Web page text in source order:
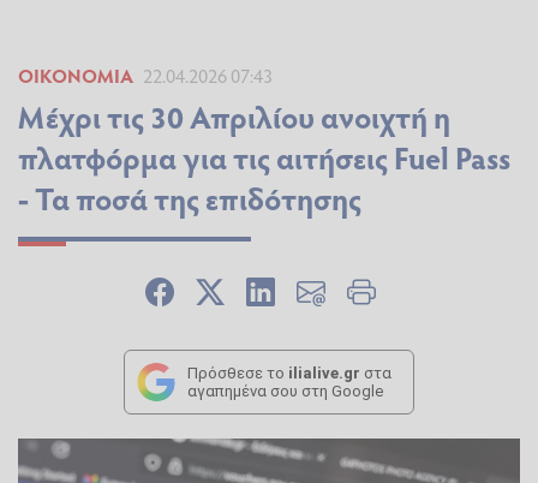
ΟΙΚΟΝΟΜΊΑ 22.04.2026 07:43
Μέχρι τις 30 Απριλίου ανοιχτή η
πλατφόρμα για τις αιτήσεις Fuel Pass
- Τα ποσά της επιδότησης
Πρόσθεσε το ilialive.gr στα
αγαπημένα σου στη Google